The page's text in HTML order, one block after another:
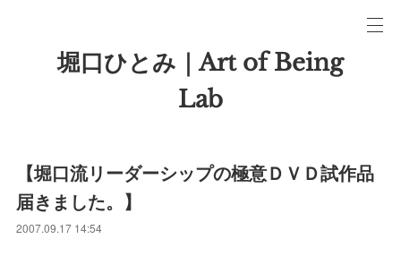
堀口ひとみ｜Art of Being
Lab
【堀口流リーダーシップの極意ＤＶＤ試作品
届きました。】
2007.09.17 14:54